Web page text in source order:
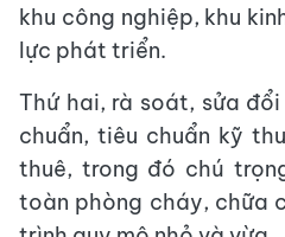
khu công nghiệp, khu
lực phát triển.
Thứ hai, rà soát, sửa
chuẩn, tiêu chuẩn kỹ
thuê, trong đó chú
toàn phòng cháy, chữa